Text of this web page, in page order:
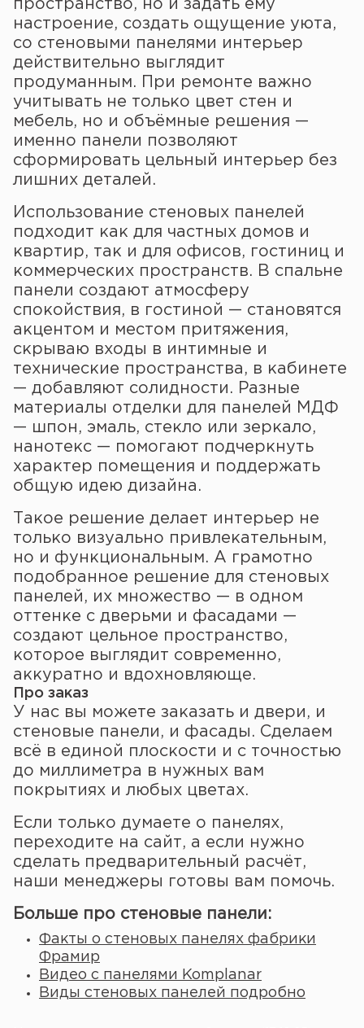
пространство, но и задать ему
настроение, создать ощущение уюта,
со стеновыми панелями интерьер
действительно выглядит
продуманным. При ремонте важно
учитывать не только цвет стен и
мебель, но и объёмные решения —
именно панели позволяют
сформировать цельный интерьер без
лишних деталей.
Использование стеновых панелей
подходит как для частных домов и
квартир, так и для офисов, гостиниц и
коммерческих пространств. В спальне
панели создают атмосферу
спокойствия, в гостиной — становятся
акцентом и местом притяжения,
скрываю входы в интимные и
технические пространства, в кабинете
— добавляют солидности. Разные
материалы отделки для панелей МДФ
— шпон, эмаль, стекло или зеркало,
нанотекс — помогают подчеркнуть
характер помещения и поддержать
общую идею дизайна.
Такое решение делает интерьер не
только визуально привлекательным,
но и функциональным. А грамотно
подобранное решение для стеновых
панелей, их множество — в одном
оттенке с дверьми и фасадами —
создают цельное пространство,
которое выглядит современно,
аккуратно и вдохновляюще.
Про заказ
У нас вы можете заказать и двери, и
стеновые панели, и фасады. Сделаем
всё в единой плоскости и с точностью
до миллиметра в нужных вам
покрытиях и любых цветах.
Если только думаете о панелях,
переходите на сайт, а если нужно
сделать предварительный расчёт,
наши менеджеры готовы вам помочь.
Больше про стеновые панели:
Факты о стеновых панелях фабрики
Фрамир
Видео с панелями Komplanar
Виды стеновых панелей подробно